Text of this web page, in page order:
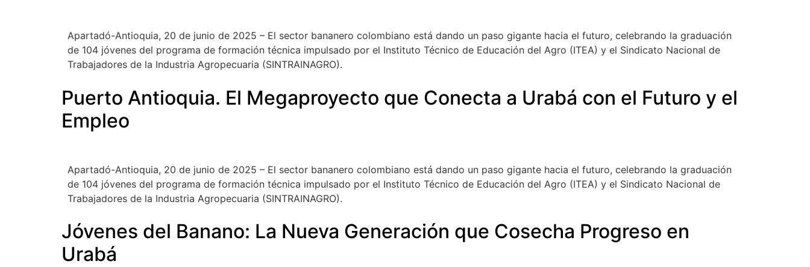
Apartadó-Antioquia, 20 de junio de 2025 – El sector bananero colombiano está dando un paso gigante hacia el futuro, celebrando la graduación
de 104 jóvenes del programa de formación técnica impulsado por el Instituto Técnico de Educación del Agro (ITEA) y el Sindicato Nacional de
Trabajadores de la Industria Agropecuaria (SINTRAINAGRO).
Puerto Antioquia. El Megaproyecto que Conecta a Urabá con el Futuro y el
Empleo
Apartadó-Antioquia, 20 de junio de 2025 – El sector bananero colombiano está dando un paso gigante hacia el futuro, celebrando la graduación
de 104 jóvenes del programa de formación técnica impulsado por el Instituto Técnico de Educación del Agro (ITEA) y el Sindicato Nacional de
Trabajadores de la Industria Agropecuaria (SINTRAINAGRO).
Jóvenes del Banano: La Nueva Generación que Cosecha Progreso en
Urabá